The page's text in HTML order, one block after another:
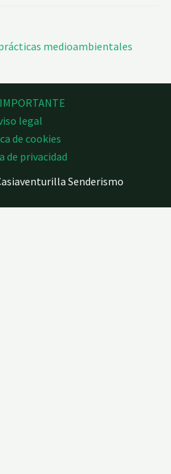
legal
de cookies
de privacidad
Senderismo